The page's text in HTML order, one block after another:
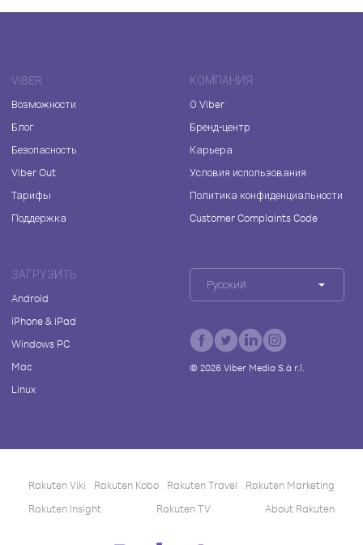
VIBER
Возможности
Блог
Безопасность
Viber Out
Тарифы
Поддержка
КОМПАНИЯ
О Viber
Бренд-центр
Карьера
Условия использования
Политика конфиденциальности
Customer Complaints Code
ЗАГРУЗИТЬ
Android
iPhone & iPad
Windows PC
Mac
Linux
Русский
© 2026Viber Media S.à r.l.
Rakuten Viki Rakuten Kobo Rakuten Travel
Rakuten Marketing
Rakuten Insight
Rakuten TV About Rakuten